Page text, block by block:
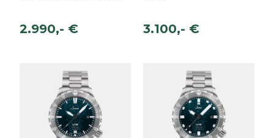
2.990,- € 3.100,- €